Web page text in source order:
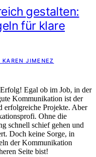
gestalten:
für klare
KAREN JIMENEZ
Egal ob im Job, in der
Kommunikation ist der
erfolgreiche Projekte. Aber
Ohne die
schnell schief gehen und
Doch keine Sorge, in
der Kommunikation
Seite bist!